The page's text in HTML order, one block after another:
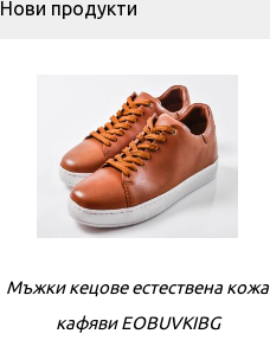
Дамски боти естествена кожа
кафяви EOBUVKIBG
Нови продукти
Мъжки кецове естествена кожа
кафяви EOBUVKIBG